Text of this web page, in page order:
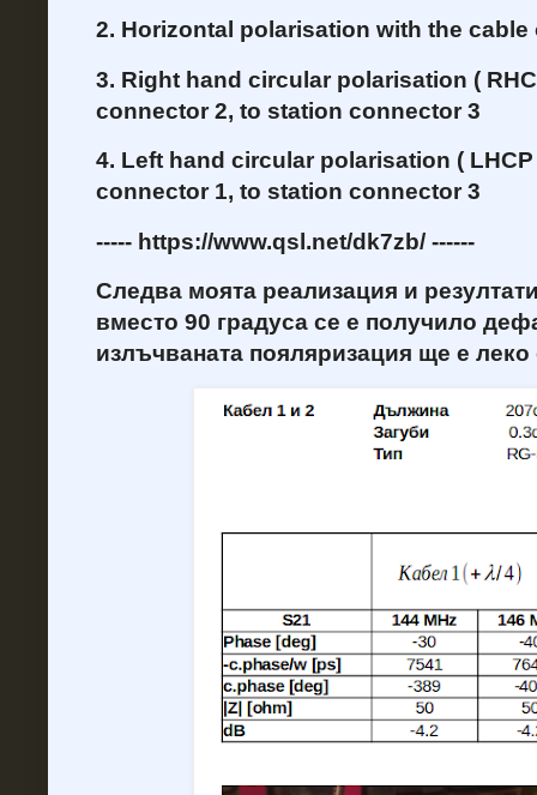
2. Horizontal polarisation with the
3. Right hand circular polarisation (
connector 2, to station connector 3
4. Left hand circular polarisation ( LHCP
connector 1, to station connector 3
----- https://www.qsl.net/dk7zb/ ------
Следва моята реализация и
вместо 90 градуса се е получило
излъчваната пояляризация ще е леко